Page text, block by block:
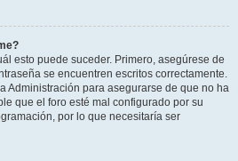
esto puede suceder. Primero, asegúrese de
se encuentren escritos correctamente.
Administración para asegurarse de que no ha
que el foro esté mal configurado por su
por lo que necesitaría ser